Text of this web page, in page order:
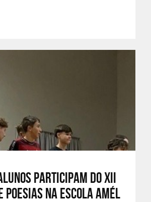
PARTICIPAM DO XII
POESIAS NA ESCOLA AMÉL